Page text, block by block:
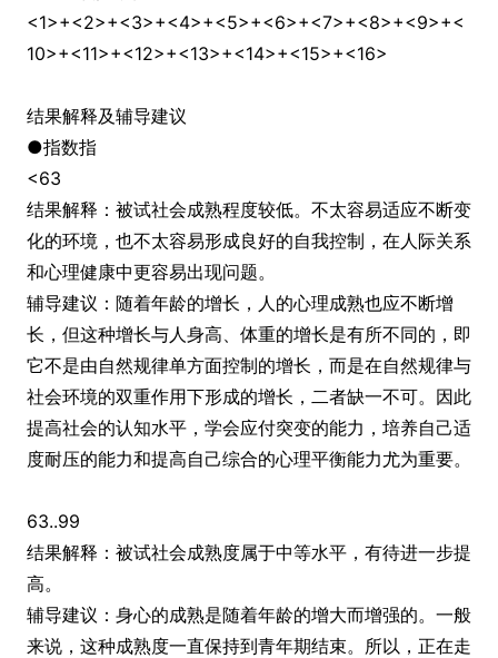
<1>+<2>+<3>+<4>+<5>+<6>+<7>+<8>+<9>+<
10>+<11>+<12>+<13>+<14>+<15>+<16>
结果解释及辅导建议
●指数指
<63
结果解释：被试社会成熟程度较低。不太容易适应不断变
化的环境，也不太容易形成良好的自我控制，在人际关系
和心理健康中更容易出现问题。
辅导建议：随着年龄的增长，人的心理成熟也应不断增
长，但这种增长与人身高、体重的增长是有所不同的，即
它不是由自然规律单方面控制的增长，而是在自然规律与
社会环境的双重作用下形成的增长，二者缺一不可。因此
提高社会的认知水平，学会应付突变的能力，培养自己适
度耐压的能力和提高自己综合的心理平衡能力尤为重要。
63..99
结果解释：被试社会成熟度属于中等水平，有待进一步提
高。
辅导建议：身心的成熟是随着年龄的增大而增强的。一般
来说，这种成熟度一直保持到青年期结束。所以，正在走